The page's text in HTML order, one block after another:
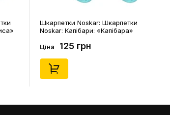
Шкарпетки Noskar: Шкарпетки
Noskar: Капібари: «Капібара»
Ціна 125 грн